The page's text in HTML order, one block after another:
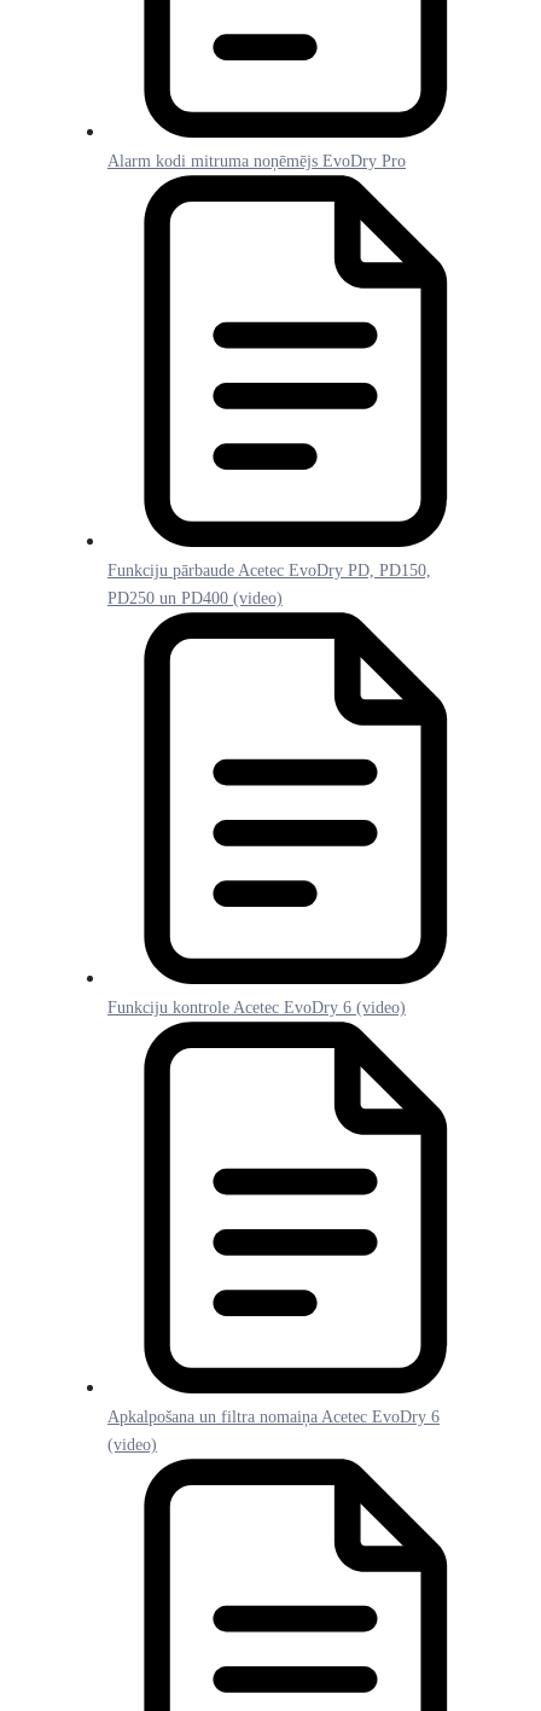
Alarm kodi mitruma noņēmējs EvoDry Pro
Funkciju pārbaude Acetec EvoDry PD, PD150,
PD250 un PD400 (video)
Funkciju kontrole Acetec EvoDry 6 (video)
Apkalpošana un filtra nomaiņa Acetec EvoDry 6
(video)